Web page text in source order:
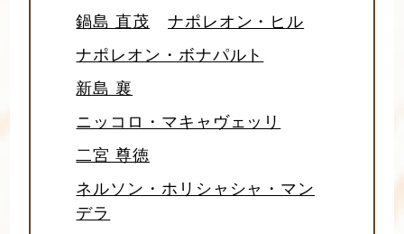
鍋島 直茂
ナポレオン・ヒル
ナポレオン・ボナパルト
新島 襄
ニッコロ・マキャヴェッリ
二宮 尊徳
ネルソン・ホリシャシャ・マン
デラ